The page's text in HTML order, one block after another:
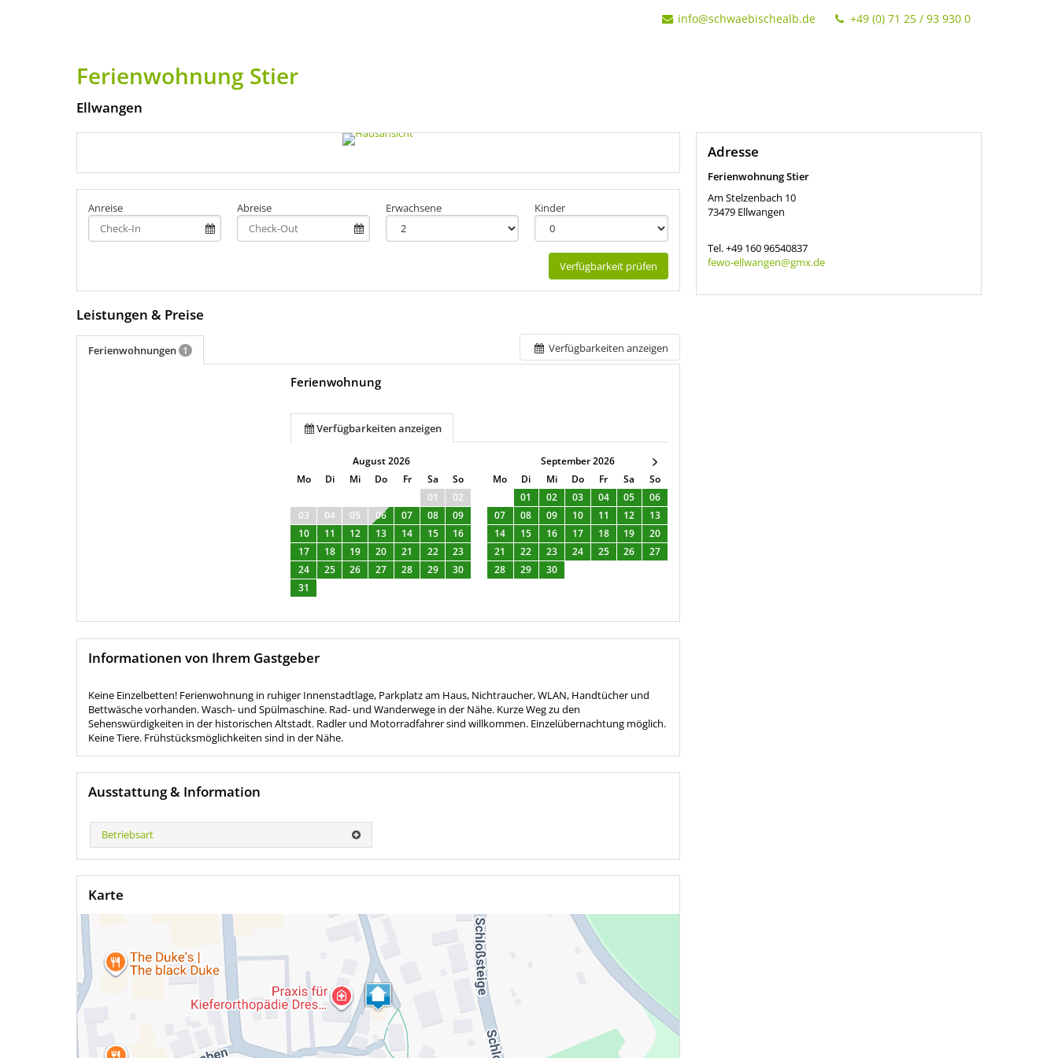
info@schwaebischealb.de +49 (0) 71 25 / 93 930 0
Ferienwohnung Stier
Ellwangen
Anreise Abreise Erwachsene Kinder
Verfügbarkeit prüfen
Verfügbarkeiten anzeigen
Leistungen & Preise
Ferienwohnungen 1
Ferienwohnung
Verfügbarkeiten anzeigen
August 2026
Mo
Di Mi Do Fr Sa
So
01
02
03
04 05 06 07 08
09
10
11 12 13 14 15
16
17
18 19 20 21 22
23
24
25 26 27 28 29
30
31
September 2026
Mo
Di Mi Do Fr Sa
So
01
02 03 04 05
06
07
08 09 10 11 12
13
14
15 16 17 18 19
20
21
22 23 24 25 26
27
28
29 30
Informationen von Ihrem Gastgeber
Keine Einzelbetten! Ferienwohnung in ruhiger Innenstadtlage, Parkplatz am Haus, Nichtraucher, WLAN, Handtücher und
Bettwäsche vorhanden. Wasch- und Spülmaschine. Rad- und Wanderwege in der Nähe. Kurze Weg zu den
Sehenswürdigkeiten in der historischen Altstadt. Radler und Motorradfahrer sind willkommen. Einzelübernachtung möglich.
Keine Tiere. Frühstücksmöglichkeiten sind in der Nähe.
Ausstattung & Information
Betriebsart
Karte
Adresse
Ferienwohnung Stier
Am Stelzenbach 10
73479 Ellwangen
Tel.+49 160 96540837
fewo-ellwangen@gmx.de